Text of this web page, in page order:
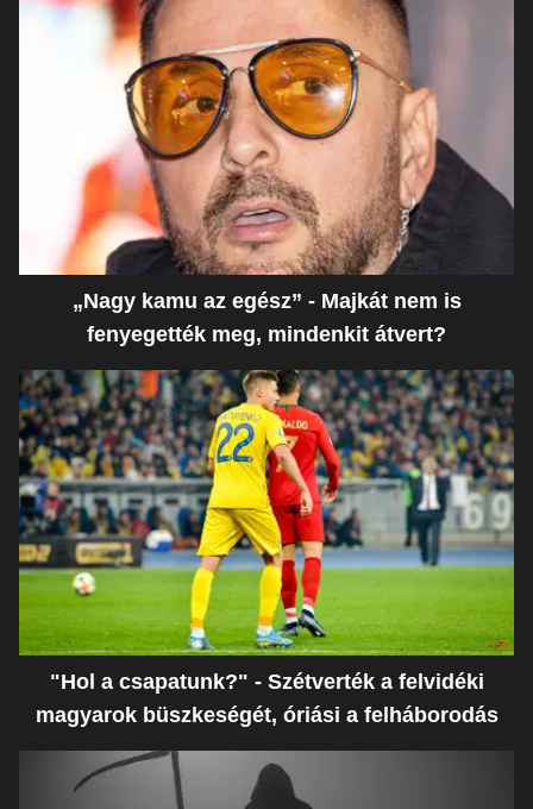
„Nagy kamu az egész” - Majkát nem is
fenyegették meg, mindenkit átvert?
"Hol a csapatunk?" - Szétverték a felvidéki
magyarok büszkeségét, óriási a felháborodás